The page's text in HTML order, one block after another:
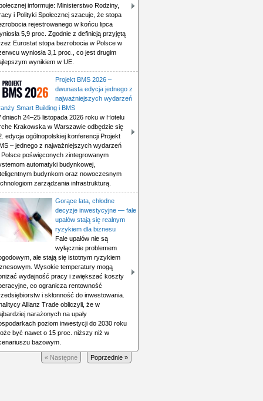
informuje: Ministerstwo Rodziny,
i Polityki Społecznej szacuje, że stopa
rejestrowanego w końcu lipca
5,9 proc. Zgodnie z definicją przyjętą
Eurostat stopa bezrobocia w Polsce w
wyniosła 3,1 proc., co jest drugim
wynikiem w UE.
Projekt BMS 2026 –
dwunasta edycja jednego z
najważniejszych wydarzeń
Smart Building i BMS
dniach 24–25 listopada 2026 roku w Hotelu
Krakowska w Warszawie odbędzie się
edycja ogólnopolskiej konferencji Projekt
– jednego z najważniejszych wydarzeń
Polsce poświęconych zintegrowanym
automatyki budynkowej,
budynkom oraz nowoczesnym
zarządzania infrastrukturą.
Gorące lata, chłodne
decyzje inwestycyjne — fale
upałów stają się realnym
ryzykiem dla biznesu
Fale upałów nie są
wyłącznie problemem
ale stają się istotnym ryzykiem
Wysokie temperatury mogą
wydajność pracy i zwiększać koszty
co ogranicza rentowność
i skłonność do inwestowania.
Allianz Trade obliczyli, że w
narażonych na upały
poziom inwestycji do 2030 roku
być nawet o 15 proc. niższy niż w
bazowym.
Poprzednie »
« Następne